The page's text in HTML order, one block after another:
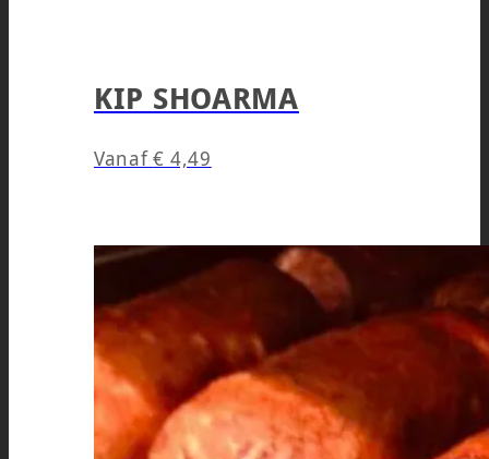
KIP SHOARMA
Vanaf€ 4,49